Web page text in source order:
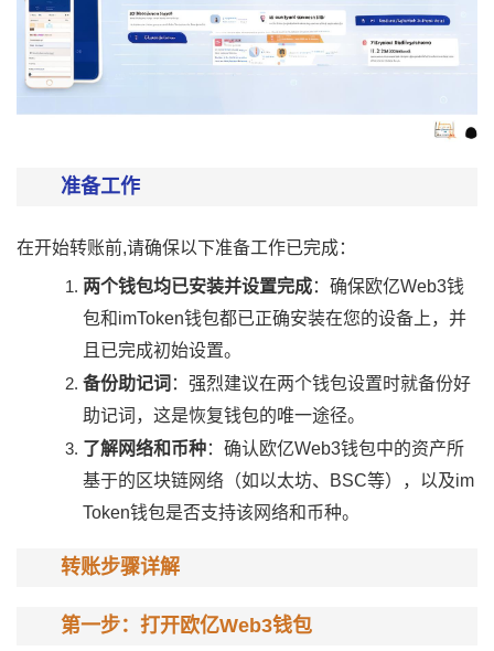
准备工作
在开始转账前,请确保以下准备工作已完成：
两个钱包均已安装并设置完成：确保欧亿Web3钱
包和imToken钱包都已正确安装在您的设备上，并
且已完成初始设置。
备份助记词 ：强烈建议在两个钱包设置时就备份好
助记词，这是恢复钱包的唯一途径。
了解网络和币种：确认欧亿Web3钱包中的资产所
基于的区块链网络（如以太坊、BSC等），以及im
Token钱包是否支持该网络和币种。
转账步骤详解
第一步：打开欧亿Web3钱包